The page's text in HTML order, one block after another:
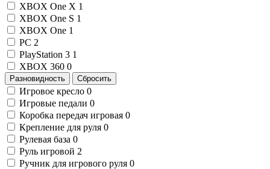
XBOX One X 1
XBOX One S 1
XBOX One 1
PC 2
PlayStation 3 1
XBOX 360 0
Разновидность Сбросить
Игровое кресло 0
Игровые педали 0
Коробка передач игровая 0
Крепление для руля 0
Рулевая база 0
Руль игровой 2
Ручник для игрового руля 0